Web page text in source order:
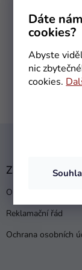
Dáte
cookies?
Abyste
nic
cookies.
U
Zákaznický
Obchodní podmínky
Reklamační řád
Ochrana osobních